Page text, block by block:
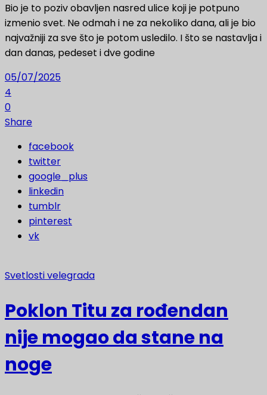
Bio je to poziv obavljen nasred ulice koji je potpuno
izmenio svet. Ne odmah i ne za nekoliko dana, ali je bio
najvažniji za sve što je potom usledilo. I što se nastavlja i
dan danas, pedeset i dve godine
05/07/2025
4
0
Share
facebook
twitter
google_plus
linkedin
tumblr
pinterest
vk
Svetlosti velegrada
Poklon Titu za rođendan
nije mogao da stane na
noge